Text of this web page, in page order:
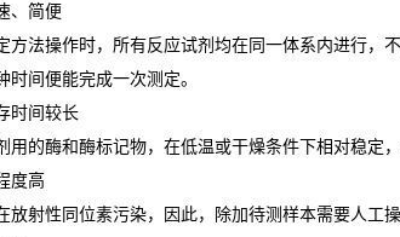
、简便
方法操作时，所有反应试剂均在同一体系内进行，
时间便能完成一次测定。
时间较长
用的酶和酶标记物，在低温或干燥条件下相对稳定
度高
放射性同位素污染，因此，除加待测样本需要人工